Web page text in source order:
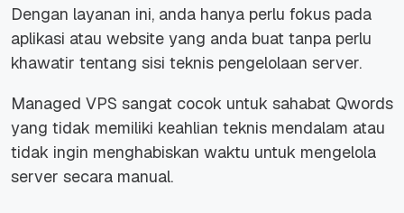
Dengan layanan ini, anda hanya perlu fokus pada
aplikasi atau website yang anda buat tanpa perlu
khawatir tentang sisi teknis pengelolaan server.
Managed VPS sangat cocok untuk sahabat Qwords
yang tidak memiliki keahlian teknis mendalam atau
tidak ingin menghabiskan waktu untuk mengelola
server secara manual.